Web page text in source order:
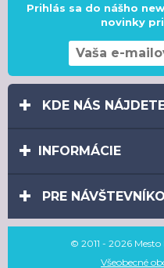
Prihlás sa do nášho
novinky
KDE NÁS
INFORMÁCIE
PRE
© 2011 - 2026 Mesto
Všeobecné